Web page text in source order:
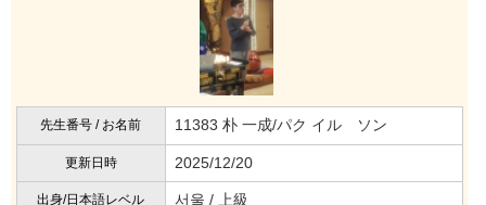
先生番号 / お名前 11383 朴 一成/パク イル ソン
更新日時 2025/12/20
出身/日本語レベル 서울 / 上級